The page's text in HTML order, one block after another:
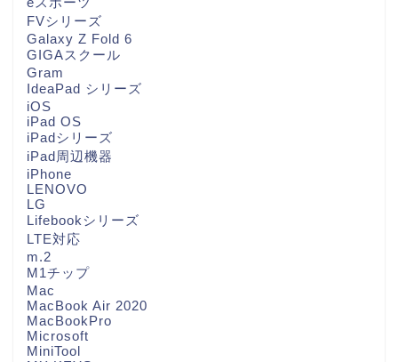
FVシリーズ
Galaxy Z Fold 6
GIGAスクール
Gram
IdeaPad シリーズ
iOS
iPad OS
iPadシリーズ
iPad周辺機器
iPhone
LENOVO
LG
Lifebookシリーズ
LTE対応
m.2
M1チップ
Mac
MacBook Air 2020
MacBookPro
Microsoft
MiniTool